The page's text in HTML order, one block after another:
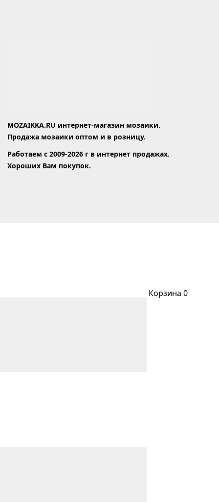
MOZAIKKA.RU интернет-магазин мозаики.
Продажа мозаики оптом и в розницу.
Работаем с 2009-2026 г в интернет продажах.
Хороших Вам покупок.
Корзина 0